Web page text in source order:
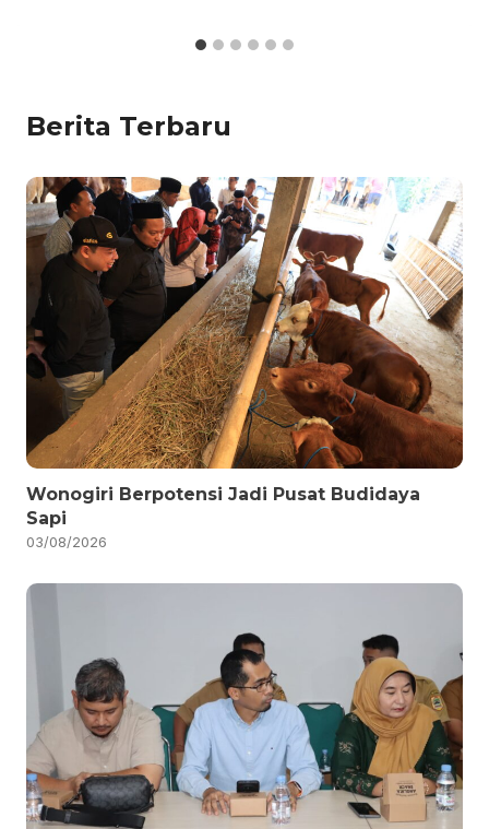
Berita Terbaru
Wonogiri Berpotensi Jadi Pusat Budidaya
Sapi
03/08/2026